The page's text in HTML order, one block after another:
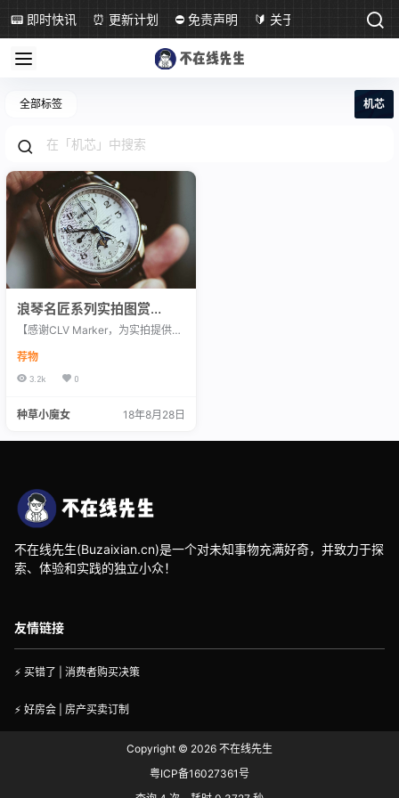
📟 即时快讯 ⏰ 更新计划 ⛔ 免责声明 🔰 关于本站
全部标签 机芯
浪琴名匠系列实拍图赏
※L2.673
【感谢CLV Marker，为实拍提供腕
受表迷追崇，在180多年的发展中，
创造出了许多令人称赞的腕表佳
作。而今天为大家实拍的是浪琴旗
673.4.78.3，目前市面售价：¥250
表传统的最杰出代表之作，在2005
喜爱。名匠系列腕表的特色在于，
…
荐物
3.2k 0
种草小魔女 18年8月28日
不在线先生(Buzaixian.cn)是一个对未知事物充满好奇，并致力于探
索、体验和实践的独立小众！
友情链接
⚡ 买错了 | 消费者购买决策
⚡ 好房会 | 房产买卖订制
Copyright © 2026 不在线先生
粤ICP备16027361号